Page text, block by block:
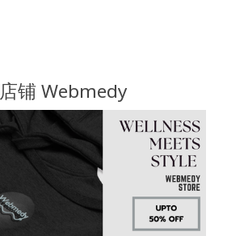
店铺 Webmedy